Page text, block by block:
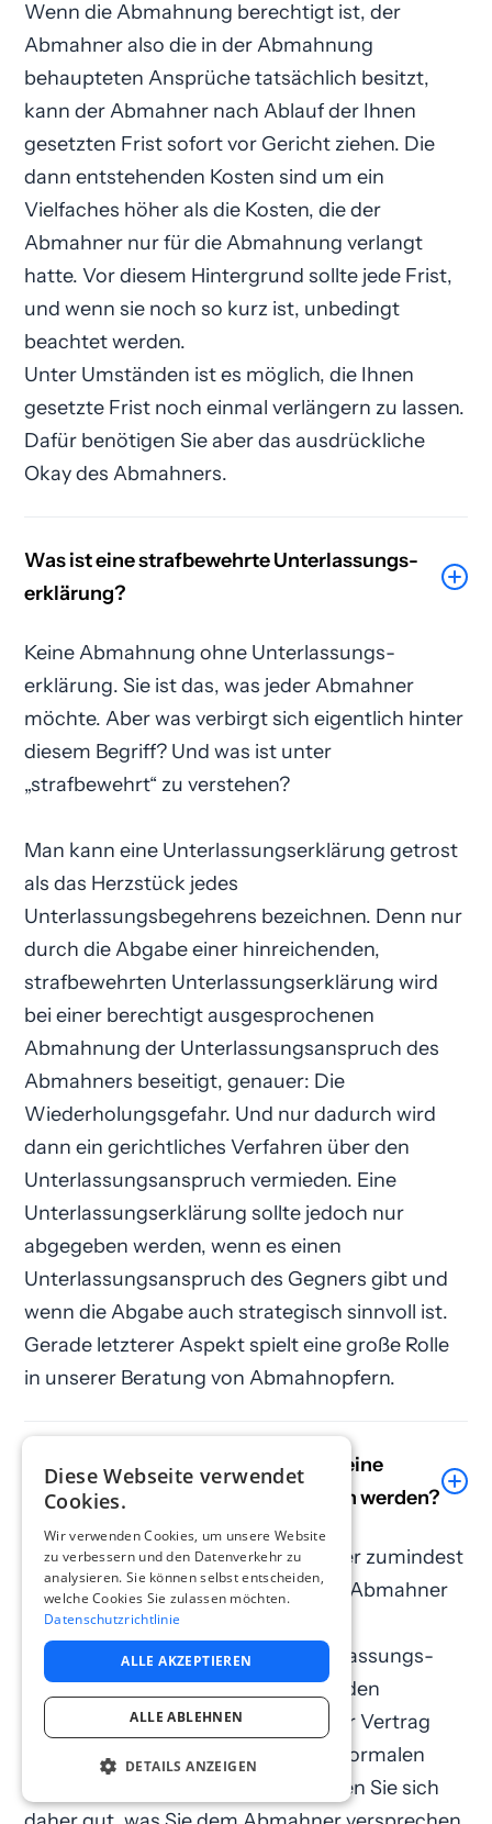
Wenn die Abmahnung berechtigt ist, der
Abmahner also die in der Abmahnung
behaupteten Ansprüche tatsächlich besitzt,
kann der Abmahner nach Ablauf der Ihnen
gesetzten Frist sofort vor Gericht ziehen. Die
dann entstehenden Kosten sind um ein
Vielfaches höher als die Kosten, die der
Abmahner nur für die Abmahnung verlangt
hatte. Vor diesem Hintergrund sollte jede Frist,
und wenn sie noch so kurz ist, unbedingt
beachtet werden.
Unter Umständen ist es möglich, die Ihnen
gesetzte Frist noch einmal verlängern zu lassen.
Dafür benötigen Sie aber das ausdrückliche
Okay des Abmahners.
Was ist eine strafbewehrte Unterlassungs­
erklärung?
Keine Abmahnung ohne Unterlassungs­
erklärung. Sie ist das, was jeder Abmahner
möchte. Aber was verbirgt sich eigentlich hinter
diesem Begriff? Und was ist unter
„strafbewehrt“ zu verstehen?
Man kann eine Unterlassungs­erklärung getrost
als das Herzstück jedes
Unterlassungsbegehrens bezeichnen. Denn nur
durch die Abgabe einer hinreichenden,
strafbewehrten Unterlassungs­erklärung wird
bei einer berechtigt ausgesprochenen
Abmahnung der Unterlassungsanspruch des
Abmahners beseitigt, genauer: Die
Wiederholungsgefahr. Und nur dadurch wird
dann ein gerichtliches Verfahren über den
Unterlassungsanspruch vermieden. Eine
Unterlassungs­erklärung sollte jedoch nur
abgegeben werden, wenn es einen
Unterlassungsanspruch des Gegners gibt und
wenn die Abgabe auch strategisch sinnvoll ist.
Gerade letzterer Aspekt spielt eine große Rolle
in unserer Beratung von Abmahnopfern.
Muss bei einer Abmahnung immer eine
Unterlassungs­erklärung abgegeben werden?
Nein. In vielen Fällen muss nicht oder zumindest
nicht so viel erklärt werden, wie der Abmahner
das gerne hätte.
Bitte beachten Sie, dass eine Unterlassungs­
erklärung und die Annahme durch den
Abmahner ein privatwirtschaftlicher Vertrag
sind. Der Vertrag gilt für Sie unter normalen
Umständen 30 Jahre lang. Überlegen Sie sich
Diese Webseite verwendet
Cookies.
Wir verwenden Cookies, um unsere Website
zu verbessern und den Datenverkehr zu
analysieren. Sie können selbst entscheiden,
welche Cookies Sie zulassen möchten.
Datenschutzrichtlinie
ALLE AKZEPTIEREN
ALLE ABLEHNEN
DETAILS ANZEIGEN